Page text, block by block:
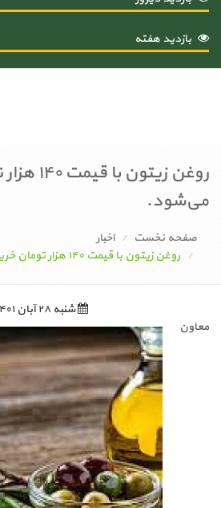
بازدید هفته
روغن
می‌شود.
صفحه نخست
اخبار
روغن زیتون با قیمت ۱۴۰ هزار تومان خریداری می‌شود.
شنبه ۲۸ آبان ۱۴۰۱
معاون